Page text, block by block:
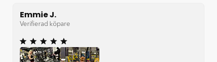
Emmie J.
Verifierad köpare